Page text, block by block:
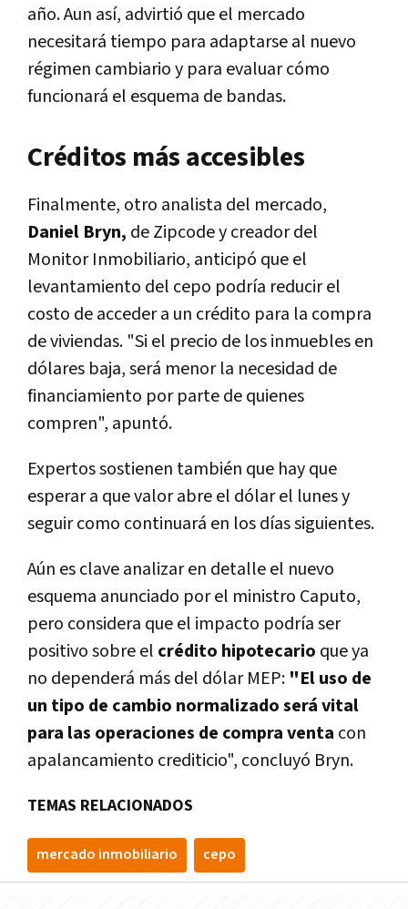
año. Aun así, advirtió que el mercado
necesitará tiempo para adaptarse al nuevo
régimen cambiario y para evaluar cómo
funcionará el esquema de bandas.
Créditos más accesibles
Finalmente, otro analista del mercado,
Daniel Bryn, de Zipcode y creador del
Monitor Inmobiliario, anticipó queel
levantamiento del cepo podría reducir el
costo de acceder a un crédito para la compra
de viviendas. "Si el precio de los inmuebles en
dólares baja, será menor la necesidad de
financiamiento por parte de quienes
compren", apuntó.
Expertos sostienen también que hay que
esperar a que valor abre el dólar el lunes y
seguir como continuará en los días siguientes.
Aún es clave analizar en detalle el nuevo
esquema anunciado por el ministro Caputo,
pero considera que el impacto podría ser
positivo sobre el crédito hipotecario que ya
no dependerá más del dólar MEP: "El uso de
un tipo de cambio normalizado será vital
para las operaciones de compra venta con
apalancamiento crediticio", concluyó Bryn.
TEMAS RELACIONADOS
mercado inmobiliario cepo